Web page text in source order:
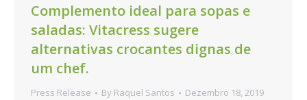
Complemento ideal para sopas e
saladas: Vitacress sugere
alternativas crocantes dignas de
um chef.
Press Release By Raquel Santos Dezembro 18, 2019